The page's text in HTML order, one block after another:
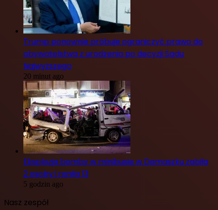
Trump ponownie próbuje ograniczyć prawo do
obywatelstwa z urodzenia po decyzji Sądu
Najwyższego
20 minut ago
Eksplozja bomby w minibusie w Damaszku zabiła
2 osoby i raniła 13
5 godzin ago
Nasz zespół